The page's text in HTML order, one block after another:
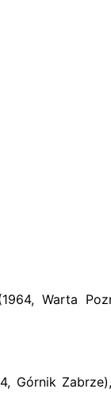
Warta
Górnik